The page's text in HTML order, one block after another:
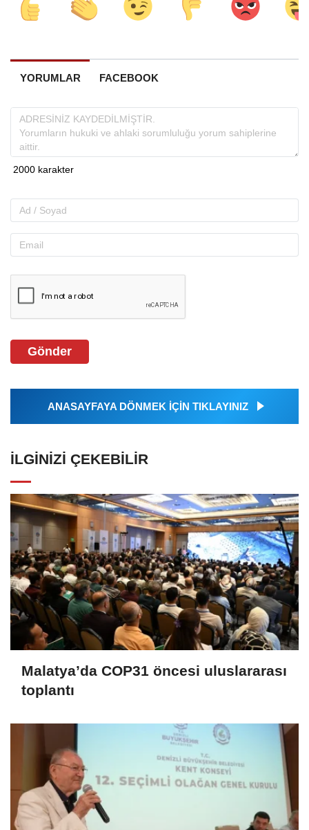
YORUMLAR FACEBOOK
Gönder
ANASAYFAYA DÖNMEK İÇİN TIKLAYINIZ
İLGINIZI ÇEKEBILIR
Malatya’da COP31 öncesi uluslararası
toplantı